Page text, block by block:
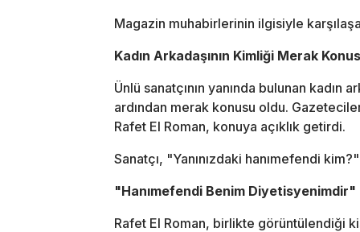
Magazin muhabirlerinin ilgisiyle
Kadın Arkadaşının Kimliği Merak
Ünlü sanatçının yanında bulunan
ardından merak konusu oldu.
Rafet El Roman, konuya açıklık getirdi.
Sanatçı, "Yanınızdaki hanımefendi
"Hanımefendi Benim Diyetisyenimdir"
Rafet El Roman, birlikte görüntülendiği